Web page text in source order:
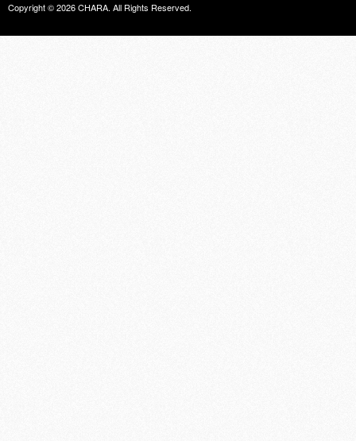
Copyright © 2026CHARA. All Rights Reserved.